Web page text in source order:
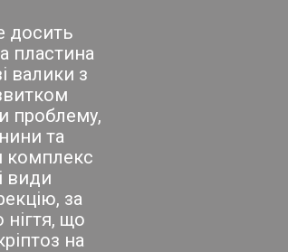
досить
пластина
валики з
проблему,
та
комплекс
види
за
нігтя, що
на